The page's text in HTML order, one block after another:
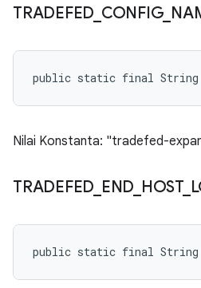
TRADEFED CONFIG_
public static final String
Nilai Konstanta: "tradefed-
TRADEFED END HOST_
public static final String